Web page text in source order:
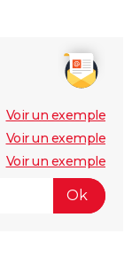
Voir un exemple
Voir un exemple
Voir un exemple